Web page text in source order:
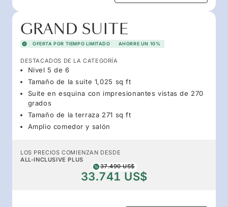
GRAND SUITE
OFERTA POR TIEMPO LIMITADO AHORRE UN 10%
DESTACADOS DE LA CATEGORÍA
Nivel 5 de 6
Tamaño de la suite 1,025 sq ft
Suite en esquina con impresionantes vistas de 270
grados
Tamaño de la terraza 271 sq ft
Amplio comedor y salón
LOS PRECIOS COMIENZAN DESDE
ALL-INCLUSIVE PLUS
37.490 US$
33.741 US$